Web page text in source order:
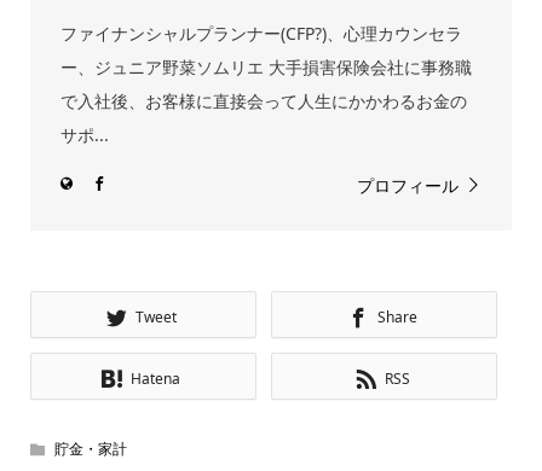
ファイナンシャルプランナー(CFP?)、心理カウンセラ
ー、ジュニア野菜ソムリエ 大手損害保険会社に事務職
で入社後、お客様に直接会って人生にかかわるお金の
サポ...
プロフィール
Tweet Share
Hatena RSS
貯金・家計